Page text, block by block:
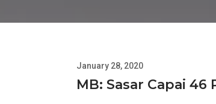
January 28, 2020
MB: Sasar Capai